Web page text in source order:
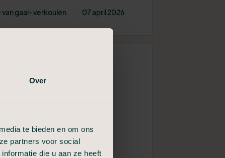
Over
te bieden en om ons
partners voor social
die u aan ze heeft
van gaal- verkoulen 07 april 2026